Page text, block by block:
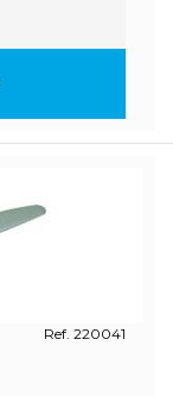
Ref. 220041